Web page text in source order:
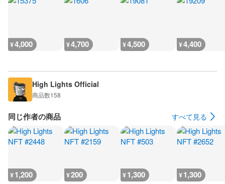
¥4,000 ¥4,700 ¥4,500 ¥4,400
High Lights Official
商品数158
同じ作者の商品 すべて見る
¥1,200 ¥200 ¥1,300 ¥1,300